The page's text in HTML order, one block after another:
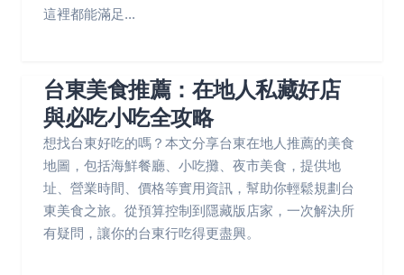
這裡都能滿足...
台東美食推薦：在地人私藏好店
與必吃小吃全攻略
想找台東好吃的嗎？本文分享台東在地人推薦的美食
地圖，包括海鮮餐廳、小吃攤、夜市美食，提供地
址、營業時間、價格等實用資訊，幫助你輕鬆規劃台
東美食之旅。從預算控制到隱藏版店家，一次解決所
有疑問，讓你的台東行吃得更盡興。